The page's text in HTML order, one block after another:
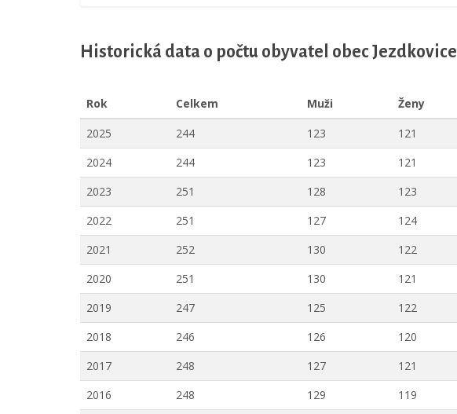
Historická data o počtu obyvatel obec Jezdkovice
Rok Celkem Muži Ženy
2025
244 123 121
2024
244 123 121
2023
251 128 123
2022
251 127 124
2021
252 130 122
2020
251 130 121
2019
247 125 122
2018
246 126 120
2017
248 127 121
2016
248 129 119